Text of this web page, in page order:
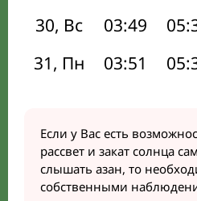
30, Вс
03:49
31, Пн
03:51
Если у Вас есть
рассвет и закат солнца
слышать азан, то
собственными